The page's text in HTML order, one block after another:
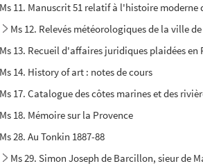
Ms 11. Manuscrit 51 relatif à l'histoire
Ms 12. Relevés météorologiques de la ville
Ms 13. Recueil d'affaires juridiques plaidées
Ms 14. History of art : notes de cours
Ms 17. Catalogue des côtes marines et des
Ms 18. Mémoire sur la Provence
Ms 28. Au Tonkin 1887-88
Ms 29. Simon Joseph de Barcillon, sieur de